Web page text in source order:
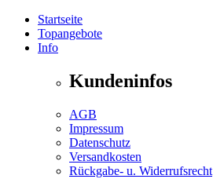
Startseite
Topangebote
Info
Kundeninfos
AGB
Impressum
Datenschutz
Versandkosten
Rückgabe- u. Widerrufsrecht